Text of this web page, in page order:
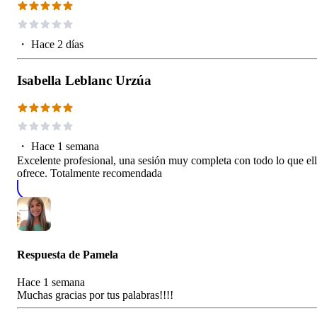
・ Hace 2 días
Isabella Leblanc Urzúa
・ Hace 1 semana
Excelente profesional, una sesión muy completa con todo lo que
ofrece. Totalmente recomendada
Respuesta de Pamela
Hace 1 semana
Muchas gracias por tus palabras!!!!